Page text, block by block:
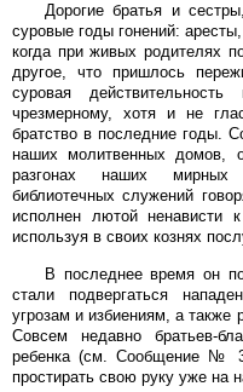
Дорогие братья и
суровые годы гонений:
когда при живых родителях
другое, что пришлось
суровая
чрезмерному, хотя и не
братство в последние годы. Сообщения о многочисленных поджогах
наших молитвенных домов,
разгонах наших мирных собраний, евангелизационных и
библиотечных служений
исполнен лютой ненависти к истинным исповедникам Евангелия,
используя в своих кознях
В последнее время он
стали подвергаться
угрозам и избиениям, а также различным вымышленным обвинениям.
Совсем недавно братьев-
ребенка (см. Сообщение № 36 от 04.11.05). Сегодня он пытается
простирать свою руку уже на